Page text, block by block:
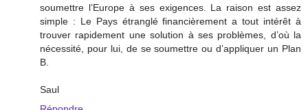
soumettre l’Europe à ses exigences. La raison est assez
simple : Le Pays étranglé financièrement a tout intérêt à
trouver rapidement une solution à ses problèmes, d’où la
nécessité, pour lui, de se soumettre ou d’appliquer un Plan
B.
Saul